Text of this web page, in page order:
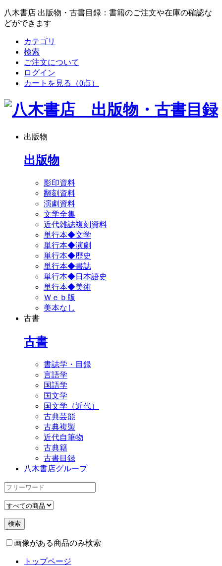
八木書店 出版物・古書目録：書籍のご注文や在庫の確認な
どができます
カテゴリ
検索
ご注文について
ログイン
カートを見る
（0点）
出版物
出版物
影印資料
翻刻資料
演劇資料
文学全集
近代雑誌複刻資料
単行本◆文学
単行本◆演劇
単行本◆歴史
単行本◆書誌
単行本◆日本語史
単行本◆美術
Ｗｅｂ版
美本なし
古書
古書
書誌学・目録
言語学
国語学
国文学
国文学（近代）
古典芸能
古典複製
近代自筆物
古典籍
古書目録
八木書店グループ
画像がある商品のみ検索
トップページ